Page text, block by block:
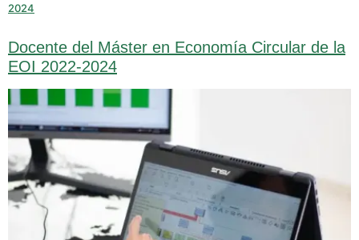
2024
Docente del Máster en Economía Circular de la
EOI 2022-2024